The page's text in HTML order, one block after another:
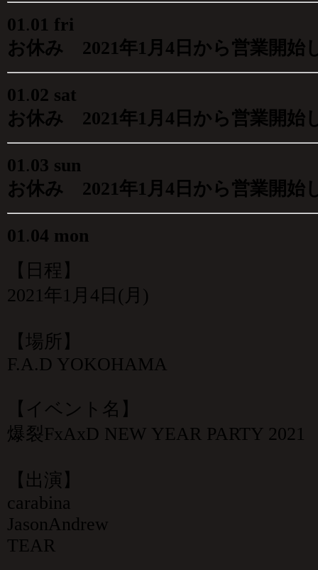
01.01 fri
お休み 2021年1月4日から営業開始
01.02 sat
お休み 2021年1月4日から営業開始
01.03 sun
お休み 2021年1月4日から営業開始
01.04 mon
【日程】
2021年1月4日(月)
【場所】
F.A.D YOKOHAMA
【イベント名】
爆裂FxAxD NEW YEAR PARTY 2021
【出演】
carabina
JasonAndrew
TEAR